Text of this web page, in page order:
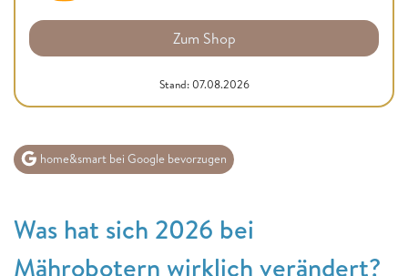
Zum Shop
Stand: 07.08.2026
home&smart bei Google bevorzugen
Was hat sich 2026 bei
Mährobotern wirklich verändert?